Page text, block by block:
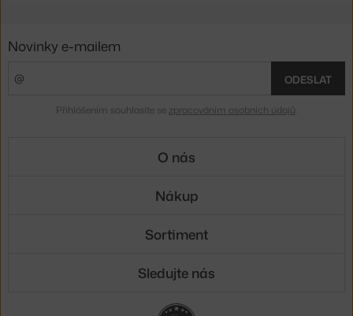
Novinky e-mailem
ODESLAT
Přihlášením souhlasíte se zpracováním osobních údajů
O nás
Nákup
Sortiment
Sledujte nás